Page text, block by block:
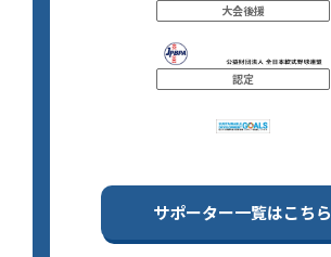
大会後援
認定
サポーター一覧はこちら